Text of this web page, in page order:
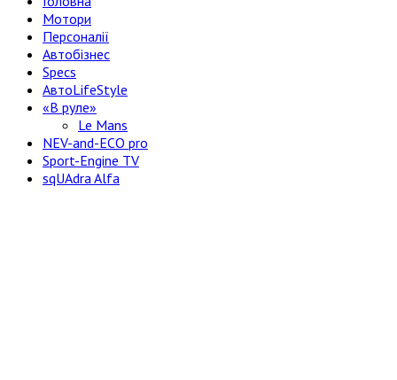
Мотори
Персоналії
Автобізнес
Specs
АвтоLifeStyle
«В руле»
Le Mans
NEV-and-ECO pro
Sport-Engine TV
sqUAdra Alfa